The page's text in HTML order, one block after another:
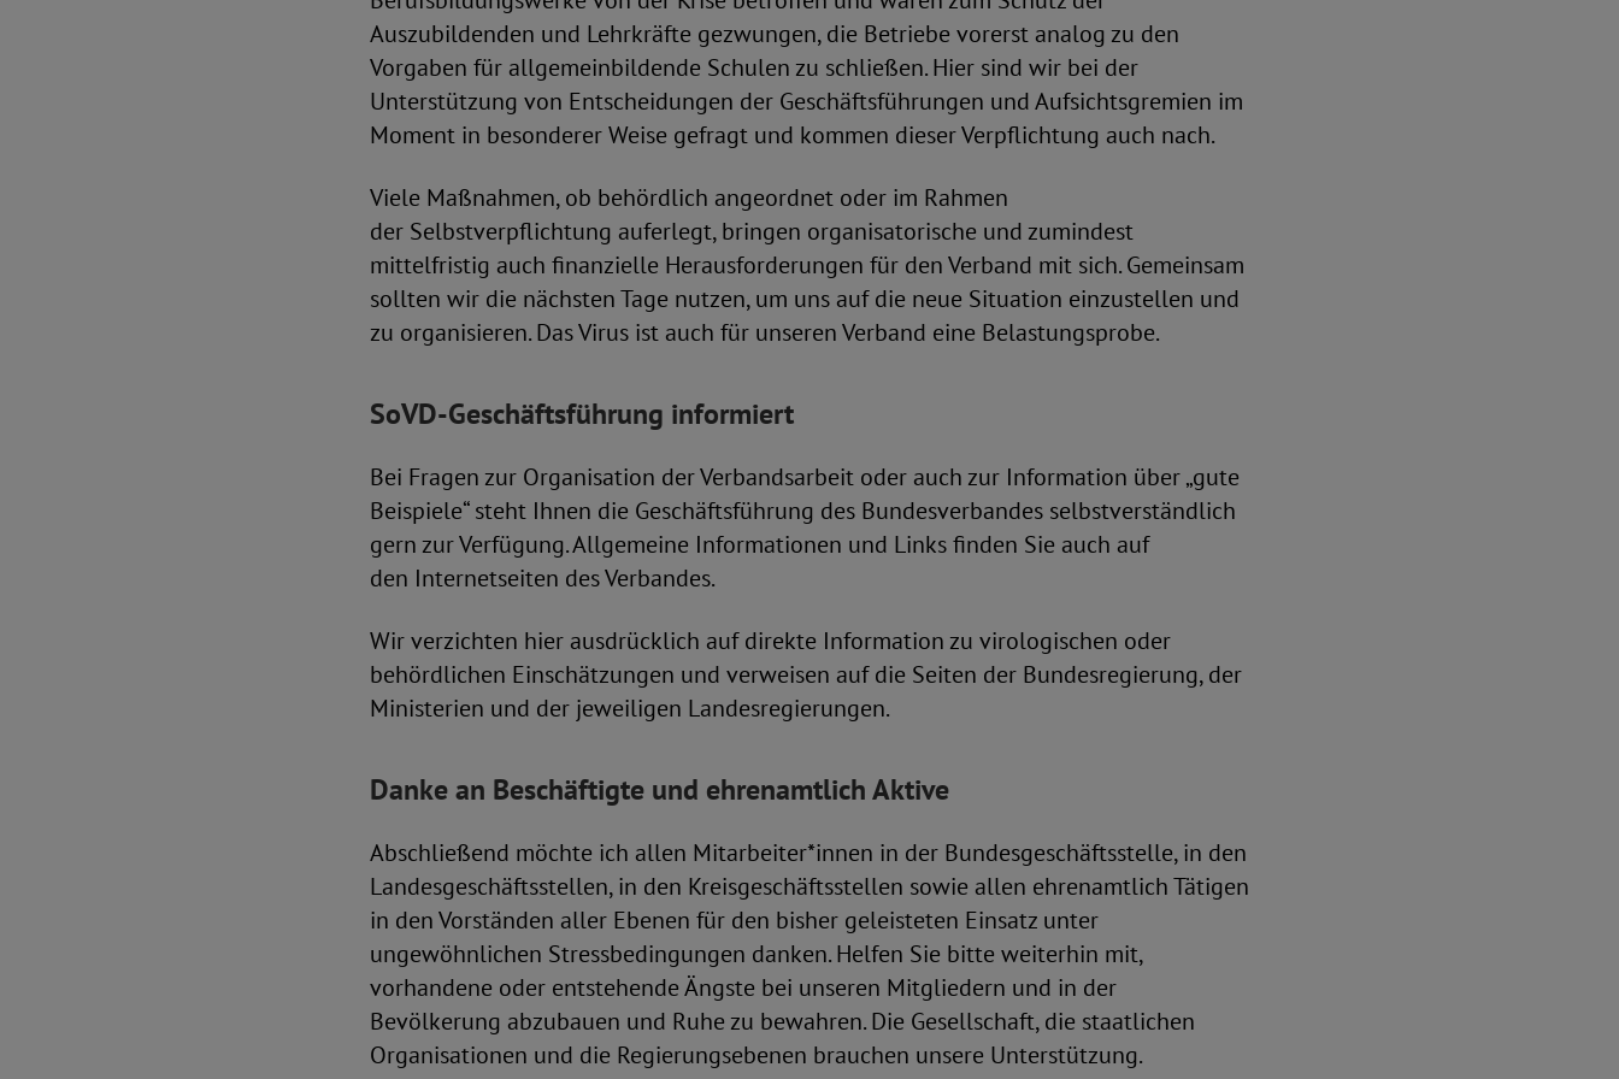
Auszubildenden und Lehrkräfte gezwungen, die Betriebe vorerst analog zu den
Vorgaben für allgemeinbildende Schulen zu schließen. Hier sind wir bei der
Unterstützung von Entscheidungen der Geschäftsführungen und Aufsichtsgremien im
Moment in besonderer Weise gefragt und kommen dieser Verpflichtung auch nach.
Viele Maßnahmen, ob behördlich angeordnet oder im Rahmen
der Selbstverpflichtung auferlegt, bringen organisatorische und zumindest
mittelfristig auch finanzielle Herausforderungen für den Verband mit sich. Gemeinsam
sollten wir die nächsten Tage nutzen, um uns auf die neue Situation einzustellen und
zu organisieren. Das Virus ist auch für unseren Verband eine Belastungsprobe.
SoVD-Geschäftsführung informiert
Bei Fragen zur Organisation der Verbandsarbeit oder auch zur Information über „gute
Beispiele“ steht Ihnen die Geschäftsführung des Bundesverbandes selbstverständlich
gern zur Verfügung. Allgemeine Informationen und Links finden Sie auch auf
den Internetseiten des Verbandes.
Wir verzichten hier ausdrücklich auf direkte Information zu virologischen oder
behördlichen Einschätzungen und verweisen auf die Seiten der Bundesregierung, der
Ministerien und der jeweiligen Landesregierungen.
Danke an Beschäftigte und ehrenamtlich Aktive
Abschließend möchte ich allen Mitarbeiter*innen in der Bundesgeschäftsstelle, in den
Landesgeschäftsstellen, in den Kreisgeschäftsstellen sowie allen ehrenamtlich Tätigen
in den Vorständen aller Ebenen für den bisher geleisteten Einsatz unter
ungewöhnlichen Stressbedingungen danken. Helfen Sie bitte weiterhin mit,
vorhandene oder entstehende Ängste bei unseren Mitgliedern und in der
Bevölkerung abzubauen und Ruhe zu bewahren. Die Gesellschaft, die staatlichen
Organisationen und die Regierungsebenen brauchen unsere Unterstützung.